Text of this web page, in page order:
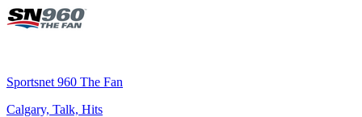
Sportsnet 960 The Fan
Calgary, Talk, Hits